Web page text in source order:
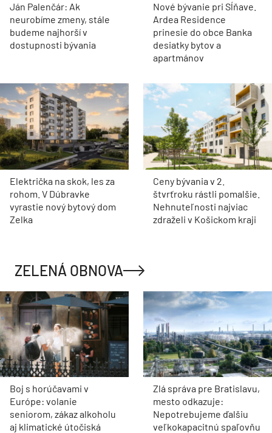
Ján Palenčár: Ak
neurobíme zmeny, stále
budeme najhorší v
dostupnosti bývania
Nové bývanie pri Sĺňave.
Ardea Residence
prinesie do obce Banka
desiatky bytov a
apartmánov
Električka na skok, les za
rohom. V Dúbravke
vyrastie nový bytový dom
Zelka
Ceny bývania v 2.
štvrťroku rástli pomalšie.
Nehnuteľnosti najviac
zdraželi v Košickom kraji
ZELENÁ OBNOVA
Boj s horúčavami v
Európe: volanie
seniorom, zákaz alkoholu
aj klimatické útočiská
Zlá správa pre Bratislavu,
mesto odkazuje:
Nepotrebujeme ďalšiu
veľkokapacitnú spaľovňu